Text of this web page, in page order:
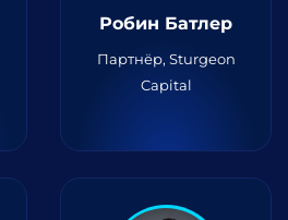
Робин Батлер
Партнёр, Sturgeon
Capital